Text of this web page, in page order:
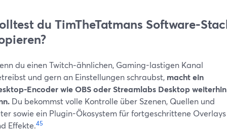
du TimTheTatmans Software-
du einen Twitch‑ähnlichen, Gaming-lastigen Kanal
und gern an Einstellungen schraubst, macht ein
Encoder wie OBS oder Streamlabs Desktop weiterhin
Du bekommst volle Kontrolle über Szenen, Quellen und
sowie ein Plugin-Ökosystem für fortgeschrittene Overlays
Effekte.45